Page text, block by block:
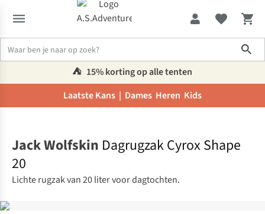
⛺️ 15% korting op alle tenten
Laatste Kans | Dames Heren Kids
Jack Wolfskin Dagrugzak Cyrox Shape
20
Lichte rugzak van 20 liter voor dagtochten.